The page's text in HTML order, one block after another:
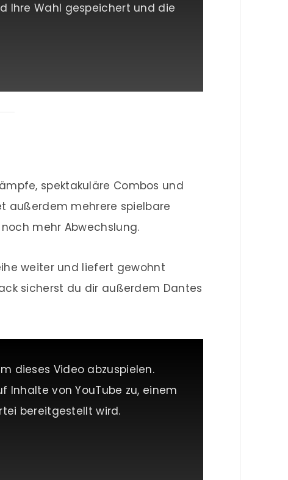
Ihre Wahl gespeichert und die
spektakuläre Combos und
außerdem mehrere spielbare
mehr Abwechslung.
weiter und liefert gewohnt
sicherst du dir außerdem Dantes
dieses Video abzuspielen.
Inhalte von YouTube zu, einem
bereitgestellt wird.